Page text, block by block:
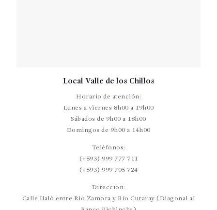
Local Valle de los Chillos
Horario de atención:
Lunes a viernes 8h00 a 19h00
Sábados de 9h00 a 18h00
Domingos de 9h00 a 14h00
Teléfonos:
(+593) 999 777 711
(+593) 999 705 724
Dirección:
Calle Ilaló entre Río Zamora y Río Curaray (Diagonal al